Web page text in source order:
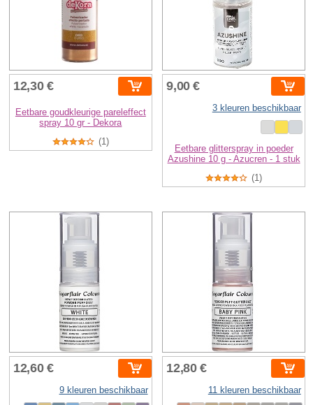
12,30 €
Eetbare goudkleurige pareleffect
spray 10 gr - Dekora
(1)
9,00 €
3 kleuren beschikbaar
Eetbare glitterspray in poeder
Azushine 10 g - Azucren - 1 stuk
(1)
12,60 €
9 kleuren beschikbaar
12,80 €
11 kleuren beschikbaar